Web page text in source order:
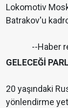
Lokomotiv
Batrakov'u
--Haber
GELECEĞİ
20 yaşındaki
yönlendirme